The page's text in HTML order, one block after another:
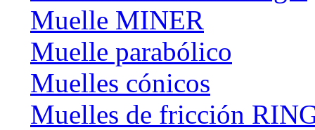
Muelle MINER
Muelle parabólico
Muelles cónicos
Muelles de fricción